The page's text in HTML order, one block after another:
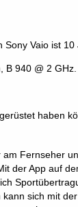
Sony Vaio ist 10
B 940 @ 2 GHz.
haben
am Fernseher
der App auf
sich mit